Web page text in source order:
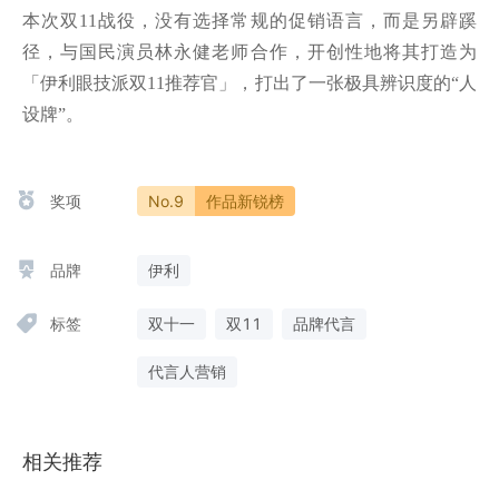
本次双11战役，没有选择常规的促销语言，而是另辟蹊
径，与国民演员林永健老师合作，开创性地将其打造为
「伊利眼技派双11推荐官」，打出了一张极具辨识度的“人
设牌”。
奖项 No.9 作品新锐榜
品牌 伊利
标签 双十一 双11 品牌代言
代言人营销
相关推荐